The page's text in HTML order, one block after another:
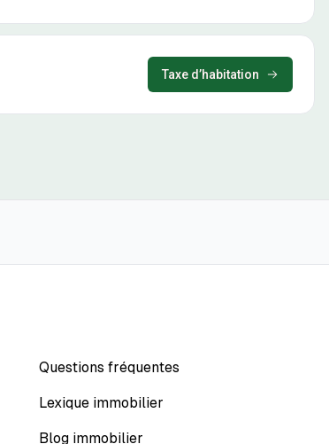
Taxe d’habitation
Questions fréquentes
Lexique immobilier
Blog immobilier